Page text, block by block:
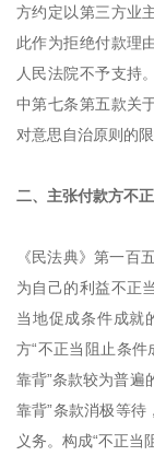
方约定以第三方业
此作为拒绝付款理
人民法院不予支持
中第七条第五款关
对意思自治原则的
二、主张付款方不
《民法典》第一百
为自己的利益不正
当地促成条件成就
方“不正当阻止条件
靠背”条款较为普遍
靠背”条款消极等待
义务。构成“不正当